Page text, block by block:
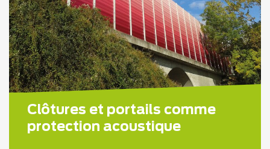
Clôtures et portails comme
protection acoustique